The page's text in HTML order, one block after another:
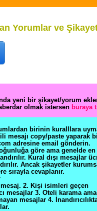
Yorumlar ve
yeni bir şikayet/yorum
olmak istersen buraya
birinin kuralllara
mesajı copy/paste yaparak
adresine email gönderin.
göre ama genelde
Kural dışı mesajlar
Ancak şikayetler
sırayla cevaplanır.
2. Kişi isimleri geçen
mesajlar 3. Oteli karama
mesajlar 4.